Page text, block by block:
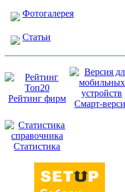
Фотогалерея
Статьи
Рейтинг фирм
Смарт-
Статистика